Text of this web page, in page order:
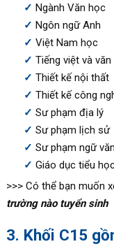
Ngành Văn học
Ngôn ngữ Anh
Việt Nam học
Tiếng việt và
Thiết kế nội thất
Thiết kế công
Sư phạm địa lý
Sư phạm lịch sử
Sư phạm ngữ văn
Giáo dục tiểu
>>> Có thể bạn muốn
trường nào tuyển sinh
3. Khối C15